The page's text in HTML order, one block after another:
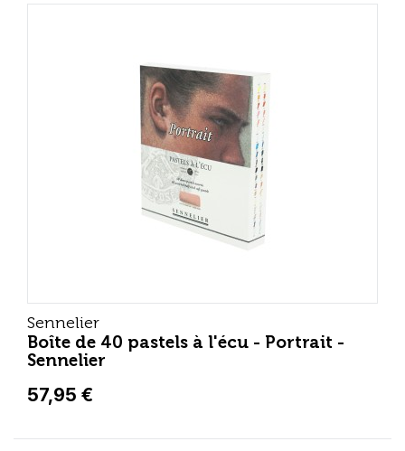
Sennelier
Boîte de 40 pastels à l'écu - Portrait -
Sennelier
57,95 €